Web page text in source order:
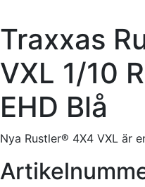
Traxxas
VXL 1/10
EHD Blå
Nya Rustler® 4X4 VXL är